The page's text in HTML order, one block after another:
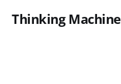
Thinking Machine